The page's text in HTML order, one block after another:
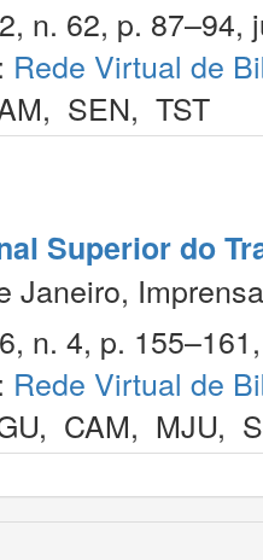
n. 62, p. 87–94,
Rede Virtual de
, SEN, TST
Superior do
Janeiro,
n. 4, p.
Rede Virtual de
, CAM, MJU,